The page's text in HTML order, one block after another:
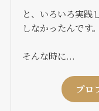
と、いろいろ実践
しなかったんです。
そんな時に...
プロ